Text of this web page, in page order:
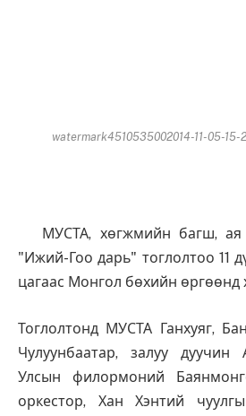
watermark4510535002014-11-05-15-
МУСТА, хөгжмийн багш, ая
"Ижий-Гоо дарь" тоглолтоо 11
цагаас Монгол бөхийн өргөөнд
Тоглолтонд МУСТА Ганхуяг,
Чулуунбаатар, залуу дуучин
Улсын филормоний
оркестор, Хан Хэнтий